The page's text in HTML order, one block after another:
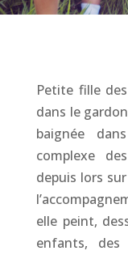
Petite fille
dans le
baignée
complexe
depuis lors
elle peint,
enfants,